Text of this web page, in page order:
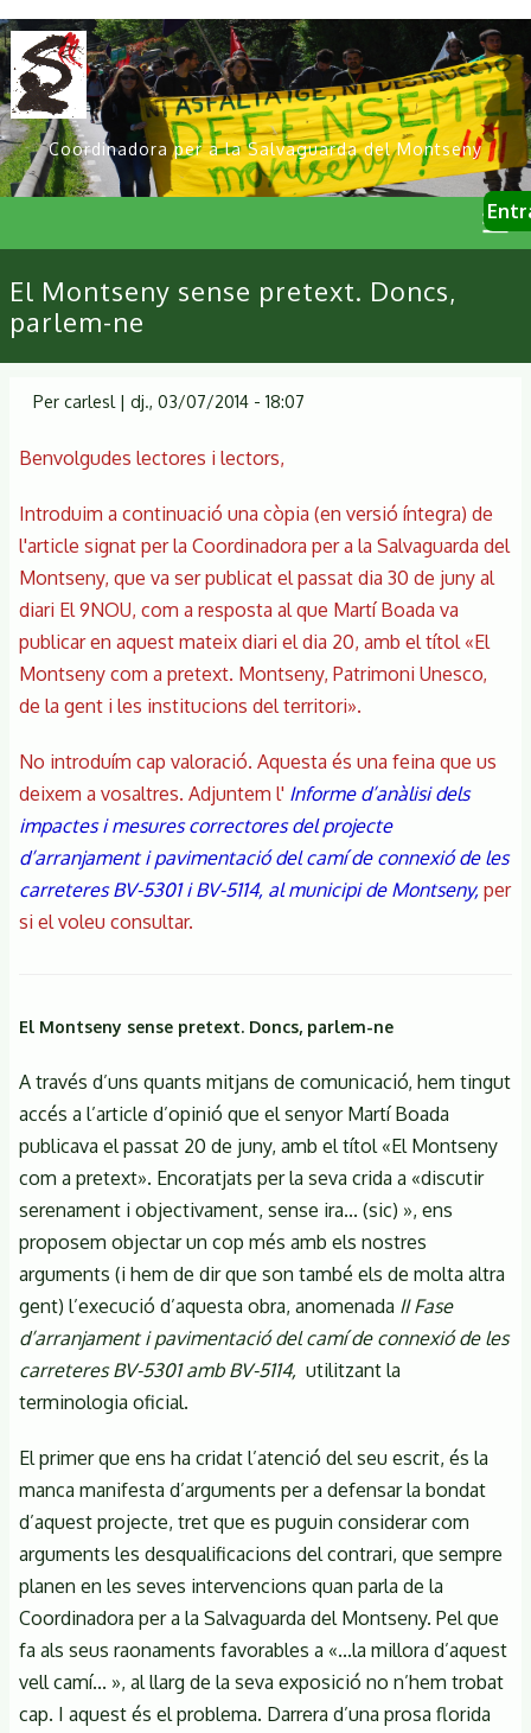
Vés
al
contingut
Coordinadora per a la Salvaguarda del Montseny
User
Primary
links
El Montseny sense pretext. Doncs,
parlem-ne
Per carlesl | dj., 03/07/2014 - 18:07
Benvolgudes lectores i lectors,
Introduim a continuació una còpia (en versió íntegra) de
l'article signat per la Coordinadora per a la Salvaguarda del
Montseny, que va ser publicat el passat dia 30 de juny al
diari El 9NOU, com a resposta al que Martí Boada va
publicar en aquest mateix diari el dia 20, amb el títol «El
Montseny com a pretext. Montseny, Patrimoni Unesco,
de la gent i les institucions del territori».
No introduím cap valoració. Aquesta és una feina que us
deixem a vosaltres. Adjuntem l' Informe d’anàlisi dels
impactes i mesures correctores del projecte
d’arranjament i pavimentació del camí de connexió de les
carreteres BV-5301 i BV-5114, al municipi de Montseny, per
si el voleu consultar.
El Montseny sense pretext. Doncs, parlem-ne
A través d’uns quants mitjans de comunicació, hem tingut
accés a l’article d’opinió que el senyor Martí Boada
publicava el passat 20 de juny, amb el títol «El Montseny
com a pretext». Encoratjats per la seva crida a «discutir
serenament i objectivament, sense ira... (sic) », ens
proposem objectar un cop més amb els nostres
arguments (i hem de dir que son també els de molta altra
gent) l’execució d’aquesta obra, anomenada II Fase
d’arranjament i pavimentació del camí de connexió de les
carreteres BV-5301 amb BV-5114, utilitzant la
terminologia oficial.
El primer que ens ha cridat l’atenció del seu escrit, és la
manca manifesta d’arguments per a defensar la bondat
d’aquest projecte, tret que es puguin considerar com
arguments les desqualificacions del contrari, que sempre
planen en les seves intervencions quan parla de la
Coordinadora per a la Salvaguarda del Montseny. Pel que
fa als seus raonaments favorables a «...la millora d’aquest
vell camí... », al llarg de la seva exposició no n’hem trobat
cap. I aquest és el problema. Darrera d’una prosa florida